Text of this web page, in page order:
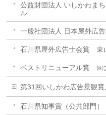
公益財団法人 いしかわま
ル
一般社団法人 日本屋外広
石川県屋外広告士会賞 東
ベストリニューアル賞 ㈱
第31回いしかわ広告景観賞
石川県知事賞（公共部門